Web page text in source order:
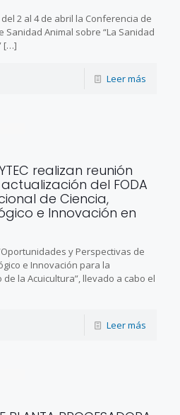
2 al 4 de abril la Conferencia de
Sanidad Animal sobre “La Sanidad
[…]
Leer más
realizan reunión
del FODA
de Ciencia,
e Innovación en
y Perspectivas de
e Innovación para la
la Acuicultura”, llevado a cabo el
Leer más